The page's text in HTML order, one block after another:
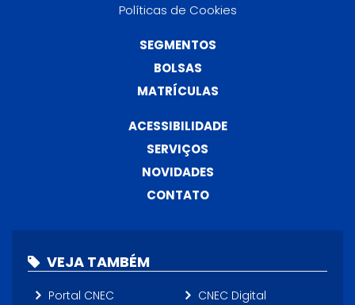
Políticas de Cookies
SEGMENTOS
BOLSAS
MATRÍCULAS
ACESSIBILIDADE
SERVIÇOS
NOVIDADES
CONTATO
VEJA TAMBÉM
Portal CNEC CNEC Digital